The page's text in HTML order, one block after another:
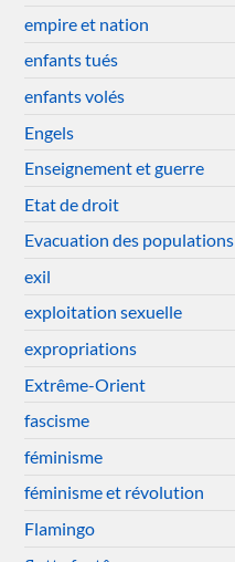
empire et nation
enfants tués
enfants volés
Engels
Enseignement et guerre
Etat de droit
Evacuation des populations
exil
exploitation sexuelle
expropriations
Extrême-Orient
fascisme
féminisme
féminisme et révolution
Flamingo